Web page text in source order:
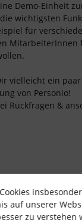
Demo-Einheit
wichtigsten
für
MitarbeiterInnen
vielleicht ein
von Personio!
Rückfragen &
Isabell,
auf unserer
zu verstehen